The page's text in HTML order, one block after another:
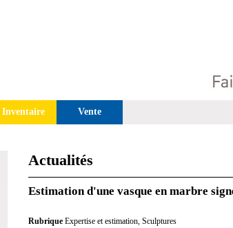
Inventaire Vente
Actualités
Estimation d'une vasque en marbre
Rubrique Expertise et estimation, Sculptures